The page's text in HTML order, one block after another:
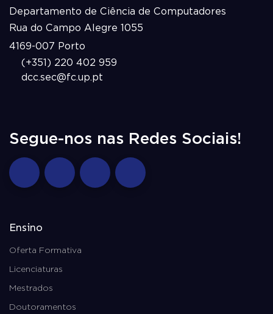
Departamento de Ciência de Computadores
Rua do Campo Alegre 1055
4169-007 Porto
(+351) 220 402 959
dcc.sec@fc.up.pt
Segue-nos nas Redes Sociais!
Ensino
Oferta Formativa
Licenciaturas
Mestrados
Doutoramentos